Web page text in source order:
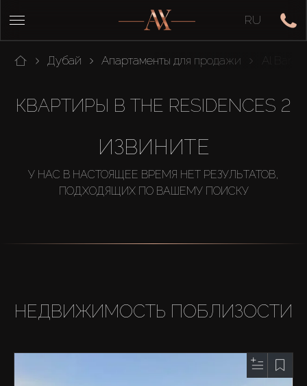
RU
Дубай Апартаменты для продажи Al Barari
КВАРТИРЫ В THE RESIDENCES 2
ИЗВИНИТЕ
У НАС В НАСТОЯЩЕЕ ВРЕМЯ НЕТ РЕЗУЛЬТАТОВ,
ПОДХОДЯЩИХ ПО ВАШЕМУ ПОИСКУ
НЕДВИЖИМОСТЬ ПОБЛИЗОСТИ